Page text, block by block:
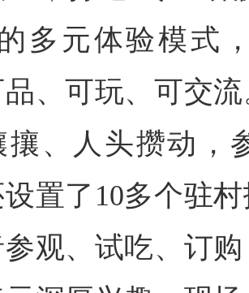
多元体验模式
、可玩、可交
攘、人头攒动，
置了10多个驻
观、试吃、订